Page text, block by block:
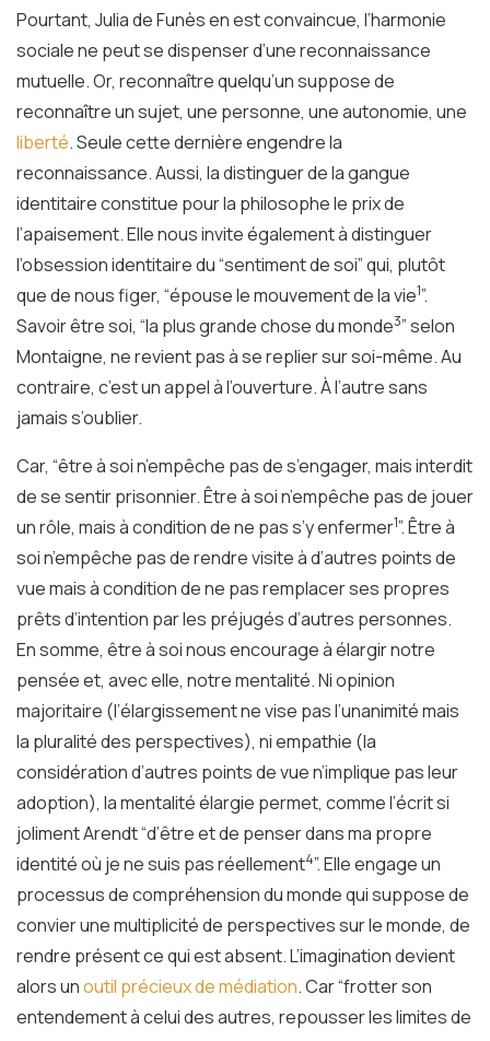
Pourtant, Julia de Funès en est convaincue, l’harmonie
sociale ne peut se dispenser d’une reconnaissance
mutuelle. Or, reconnaître quelqu’un suppose de
reconnaître un sujet, une personne, une autonomie, une
liberté. Seule cette dernière engendre la
reconnaissance. Aussi, la distinguer de la gangue
identitaire constitue pour la philosophe le prix de
l’apaisement. Elle nous invite également à distinguer
l’obsession identitaire du “sentiment de soi” qui, plutôt
que de nous figer, “épouse le mouvement de la vie1”.
Savoir être soi, “la plus grande chose du monde3” selon
Montaigne, ne revient pas à se replier sur soi-même. Au
contraire, c’est un appel à l’ouverture. À l’autre sans
jamais s’oublier.
Car, “être à soi n’empêche pas de s’engager, mais interdit
de se sentir prisonnier. Être à soi n’empêche pas de jouer
un rôle, mais à condition de ne pas s’y enfermer1”. Être à
soi n’empêche pas de rendre visite à d’autres points de
vue mais à condition de ne pas remplacer ses propres
prêts d’intention par les préjugés d’autres personnes.
En somme, être à soi nous encourage à élargir notre
pensée et, avec elle, notre mentalité. Ni opinion
majoritaire (l’élargissement ne vise pas l’unanimité mais
la pluralité des perspectives), ni empathie (la
considération d’autres points de vue n’implique pas leur
adoption), la mentalité élargie permet, comme l’écrit si
joliment Arendt “d’être et de penser dans ma propre
identité où je ne suis pas réellement4”. Elle engage un
processus de compréhension du monde qui suppose de
convier une multiplicité de perspectives sur le monde, de
rendre présent ce qui est absent. L’imagination devient
alors unoutil précieux de médiation. Car “frotter son
entendement à celui des autres, repousser les limites de